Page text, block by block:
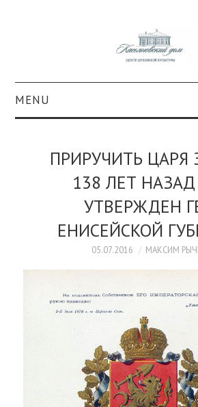
MENU
КОЛЛЕКЦИИ
#КАСДОМ
КУЛЬТУРА
ОБРАЗОВАНИЕ
ПРОСВЕЩЕНИЕ
ПРИРУЧИТЬ ЦАРЯ
138 ЛЕТ
УТВЕРЖДЕН
ЕНИСЕЙСКОЙ
05.07.2016 МАКСИМ